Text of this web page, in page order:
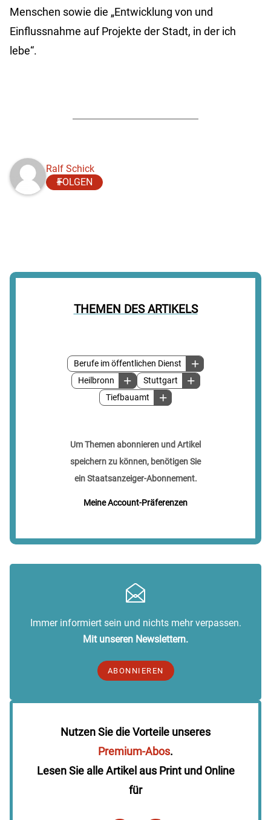
THEMEN DES ARTIKELS
Berufe im öffentlichen Dienst
Heilbronn
Stuttgart
Tiefbauamt
Um Themen abonnieren und Artikel
speichern zu können, benötigen Sie
ein Staatsanzeiger-Abonnement.
Meine Account-Präferenzen
Menschen sowie die „Entwicklung von und
Einflussnahme auf Projekte der Stadt, in der ich
lebe“.
Ralf Schick
FOLGEN
Immer informiert sein und nichts mehr verpassen.
Mit unseren Newslettern.
ABONNIEREN
Nutzen Sie die Vorteile unseres
Premium-Abos.
Lesen Sie alle Artikel aus Print und Online
für